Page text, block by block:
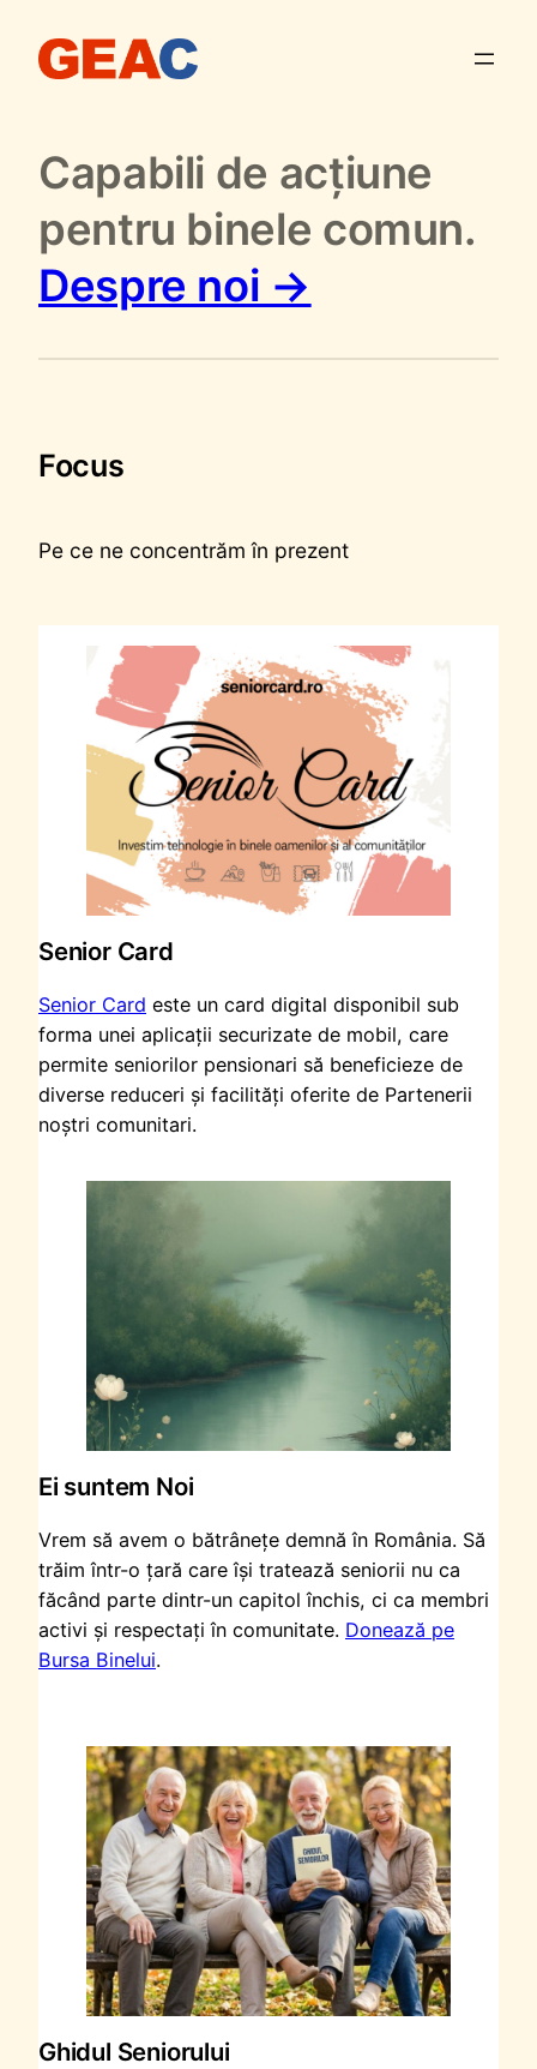
conținut
Capabili de acțiune
pentru binele comun.
Despre noi →
Focus
Pe ce ne concentrăm în prezent
Senior Card
Senior Card este un card digital disponibil sub
forma unei aplicații securizate de mobil, care
permite seniorilor pensionari să beneficieze de
diverse reduceri și facilități oferite de Partenerii
noștri comunitari.
Ei suntem Noi
Vrem să avem o bătrânețe demnă în România. Să
trăim într-o țară care își tratează seniorii nu ca
făcând parte dintr-un capitol închis, ci ca membri
activi și respectați în comunitate. Donează pe
Bursa Binelui.
Ghidul Seniorului